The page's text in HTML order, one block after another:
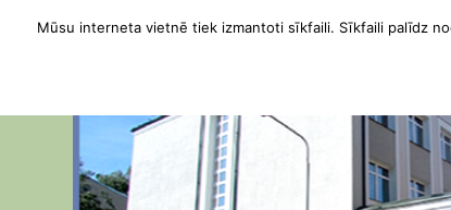
Mūsu interneta vietnē tiek izmantoti sīkfaili. Sīkfaili palīdz